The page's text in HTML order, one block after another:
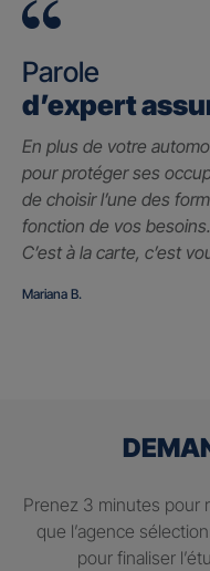
Parole
d’expert
En plus de votre
pour protéger ses
de choisir l’une des
fonction de vos besoins.
C’est à la carte, c’est
Mariana B.
Prenez 3 minutes pour
que l’agence
pour finaliser